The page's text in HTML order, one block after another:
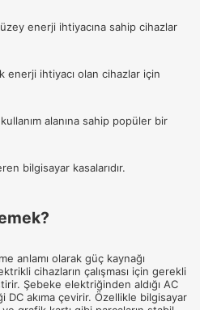
enerji ihtiyacına sahip cihazlar
ihtiyacı olan cihazlar için
alanına sahip popüler bir
bilgisayar kasalarıdır.
anlamı olarak güç kaynağı
cihazların çalışması için gerekli
Şebeke elektriğinden aldığı AC
DC akıma çevirir. Özellikle bilgisayar